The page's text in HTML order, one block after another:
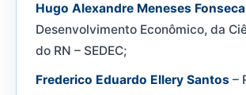
Hugo Alexandre Meneses Fonseca
Desenvolvimento Econômico, da
do RN – SEDEC;
Frederico Eduardo Ellery Santos –